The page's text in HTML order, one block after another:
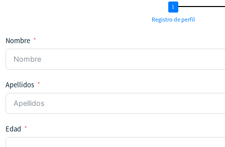
Registro de perfil
Nombre
Apellidos
Edad